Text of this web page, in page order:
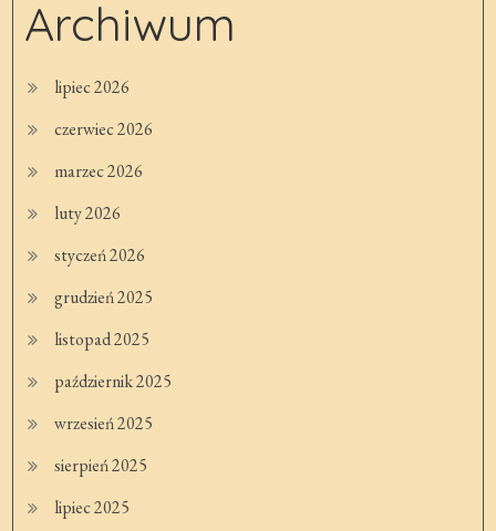
Archiwum
lipiec 2026
czerwiec 2026
marzec 2026
luty 2026
styczeń 2026
grudzień 2025
listopad 2025
październik 2025
wrzesień 2025
sierpień 2025
lipiec 2025